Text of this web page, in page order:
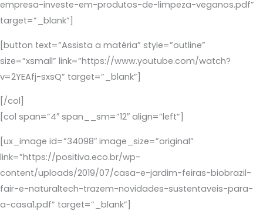
empresa-investe-em-produtos-de-limpeza-veganos.pdf”
target=”_blank”]
[button text=”Assista a matéria” style=”outline”
size=”xsmall” link=”https://www.youtube.com/watch?
v=2YEAfj-sxsQ” target=”_blank”]
[/col]
[col span=”4″ span__sm=”12″ align=”left”]
[ux_image id=”34098″ image_size=”original”
link=”https://positiva.eco.br/wp-
content/uploads/2019/07/casa-e-jardim-feiras-biobrazil-
fair-e-naturaltech-trazem-novidades-sustentaveis-para-
a-casa1.pdf” target=”_blank”]